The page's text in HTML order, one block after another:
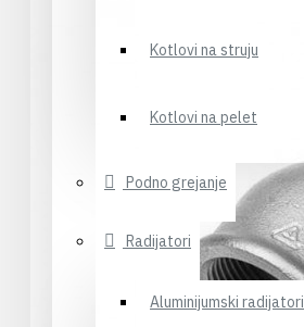
Kotlovi na struju
Kotlovi na pelet
Podno grejanje
Radijatori
Aluminijumski radijatori